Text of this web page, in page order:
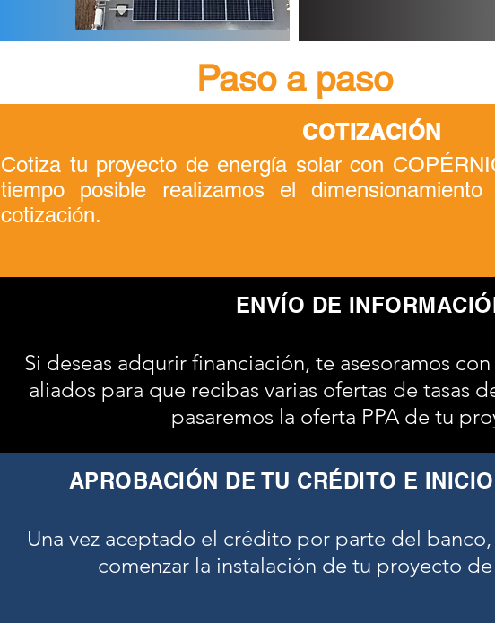
Paso a paso
COTIZACIÓN
Cotiza tu proyecto de energía solar con
tiempo posible realizamos el
cotización.
ENVÍO DE
Si deseas adqurir financiación, te asesoramos
aliados para que recibas varias ofertas de tasas
pasaremos la oferta PPA de tu
APROBACIÓN DE TU CRÉDITO E
Una vez aceptado el crédito por parte del banco,
comenzar la instalación de tu proyecto